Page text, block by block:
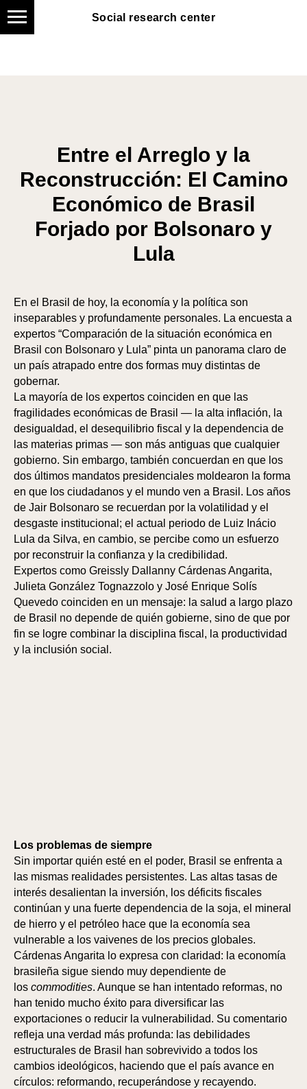
Social research center
Social research center
Entre el Arreglo y la
Reconstrucción: El Camino
Económico de Brasil
Forjado por Bolsonaro y
Lula
En el Brasil de hoy, la economía y la política son
inseparables y profundamente personales. La encuesta a
expertos “Comparación de la situación económica en
Brasil con Bolsonaro y Lula” pinta un panorama claro de
un país atrapado entre dos formas muy distintas de
gobernar.
La mayoría de los expertos coinciden en que las
fragilidades económicas de Brasil — la alta inflación, la
desigualdad, el desequilibrio fiscal y la dependencia de
las materias primas — son más antiguas que cualquier
gobierno. Sin embargo, también concuerdan en que los
dos últimos mandatos presidenciales moldearon la forma
en que los ciudadanos y el mundo ven a Brasil. Los años
de Jair Bolsonaro se recuerdan por la volatilidad y el
desgaste institucional; el actual periodo de Luiz Inácio
Lula da Silva, en cambio, se percibe como un esfuerzo
por reconstruir la confianza y la credibilidad.
Expertos como Greissly Dallanny Cárdenas Angarita,
Julieta González Tognazzolo y José Enrique Solís
Quevedo coinciden en un mensaje: la salud a largo plazo
de Brasil no depende de quién gobierne, sino de que por
fin se logre combinar la disciplina fiscal, la productividad
y la inclusión social.
Los problemas de siempre
Sin importar quién esté en el poder, Brasil se enfrenta a
las mismas realidades persistentes. Las altas tasas de
interés desalientan la inversión, los déficits fiscales
continúan y una fuerte dependencia de la soja, el mineral
de hierro y el petróleo hace que la economía sea
vulnerable a los vaivenes de los precios globales.
Cárdenas Angarita lo expresa con claridad: la economía
brasileña sigue siendo muy dependiente de
los commodities. Aunque se han intentado reformas, no
han tenido mucho éxito para diversificar las
exportaciones o reducir la vulnerabilidad. Su comentario
refleja una verdad más profunda: las debilidades
estructurales de Brasil han sobrevivido a todos los
cambios ideológicos, haciendo que el país avance en
círculos: reformando, recuperándose y recayendo.